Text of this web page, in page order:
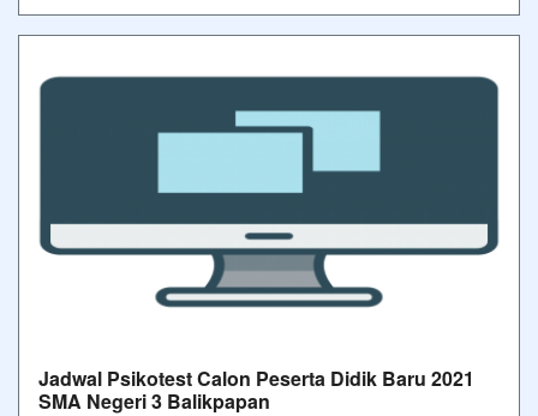
Jadwal Psikotest Calon Peserta Didik Baru 2021
SMA Negeri 3 Balikpapan